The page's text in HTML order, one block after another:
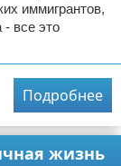
иммигрантов,
- все это
Подробнее
жизнь